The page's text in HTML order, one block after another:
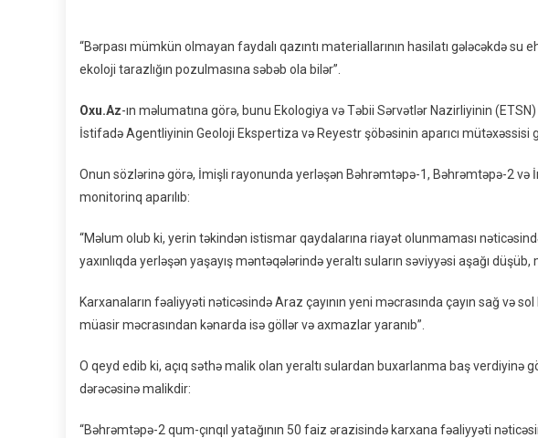
Karxanalarında
20
Metrdən
Olan
–
FOTO
“Bərpası mümkün olmayan faydalı qazıntı materiallarının hasilatı gələcəkdə su
ekoloji tarazlığın pozulmasına səbəb ola bilər”.
Oxu.Az-ın məlumatına görə, bunu Ekologiya və Təbii Sərvətlər Nazirliyinin
İstifadə Agentliyinin Geoloji Ekspertiza və Reyestr şöbəsinin aparıcı
Onun sözlərinə görə, İmişli rayonunda yerləşən Bəhrəmtəpə-1, Bəhrəmtəpə-2 və
monitorinq aparılıb:
“Məlum olub ki, yerin təkindən istismar qaydalarına riayət olunmaması
yaxınlıqda yerləşən yaşayış məntəqələrində yeraltı suların səviyyəsi aşağı
Karxanaların fəaliyyəti nəticəsində Araz çayının yeni məcrasında çayın sağ və
müasir məcrasından kənarda isə göllər və axmazlar yaranıb”.
O qeyd edib ki, açıq səthə malik olan yeraltı sulardan buxarlanma baş verdiyinə
dərəcəsinə malikdir:
“Bəhrəmtəpə-2 qum-çınqıl yatağının 50 faiz ərazisində karxana fəaliyyəti